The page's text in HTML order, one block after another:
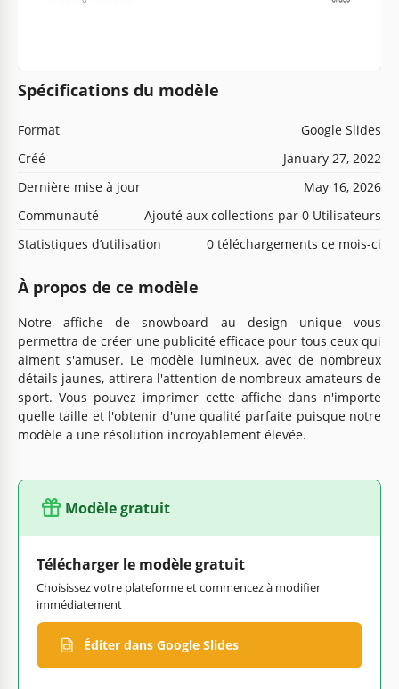
Spécifications du modèle
Format
Google Slides
Créé
January 27, 2022
Dernière mise à jour
May 16, 2026
Communauté
Ajouté aux collections par 0 Utilisateurs
Statistiques d’utilisation
0 téléchargements ce mois-ci
À propos de ce modèle
Notre affiche de snowboard au design unique vous
permettra de créer une publicité efficace pour tous ceux qui
aiment s'amuser. Le modèle lumineux, avec de nombreux
détails jaunes, attirera l'attention de nombreux amateurs de
sport. Vous pouvez imprimer cette affiche dans n'importe
quelle taille et l'obtenir d'une qualité parfaite puisque notre
modèle a une résolution incroyablement élevée.
Modèle gratuit
Télécharger le modèle gratuit
Choisissez votre plateforme et commencez à modifier
immédiatement
Éditer dans Google Slides